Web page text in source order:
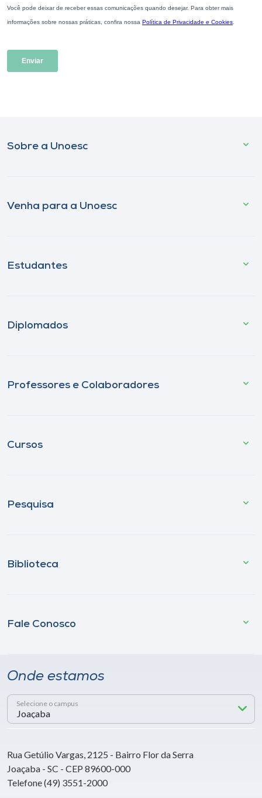
Sobre a Unoesc
Venha para a Unoesc
Estudantes
Diplomados
Professores e Colaboradores
Cursos
Pesquisa
Biblioteca
Fale Conosco
Onde estamos
Selecione o campus
Rua Getúlio Vargas, 2125 - Bairro Flor da Serra
Joaçaba - SC - CEP 89600-000
Telefone (49) 3551-2000